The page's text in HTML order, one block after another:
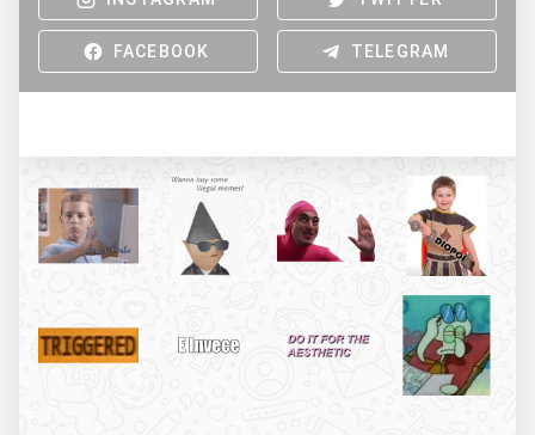
FACEBOOK TELEGRAM